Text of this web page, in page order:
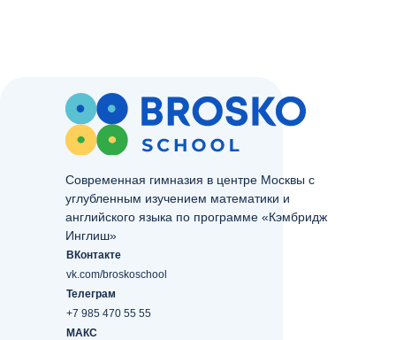
Современная гимназия в центре Москвы с
углубленным изучением математики и
английского языка по программе «Кэмбридж
Инглиш»
+7 985 470 55 55
Телеграм
МАКС
vk.com/broskoschool
ВКонтакте